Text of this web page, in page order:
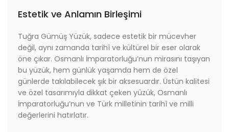
Estetik ve Anlamın Birleşimi
Tuğra Gümüş Yüzük, sadece estetik bir mücevher
değil, aynı zamanda tarihî ve kültürel bir eser olarak
öne çıkar. Osmanlı İmparatorluğu’nun mirasını taşıyan
bu yüzük, hem günlük yaşamda hem de özel
günlerde takılabilecek şık bir aksesuardır. Üstün kalitesi
ve özel tasarımıyla dikkat çeken yüzük, Osmanlı
İmparatorluğu’nun ve Türk milletinin tarihî ve milli
değerlerini hatırlatır.